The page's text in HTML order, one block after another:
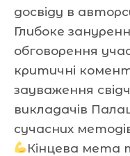
досвіду в
Глибоке
обговорення
критичні
зауваження
викладачів
сучасних
Кінцева мета